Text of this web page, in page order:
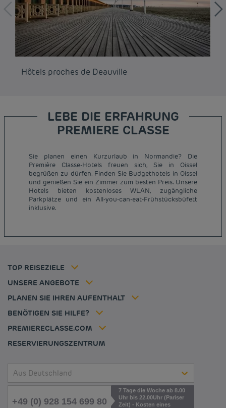
Hôtels proches de Deauville
LEBE DIE ERFAHRUNG
PREMIERE CLASSE
Sie planen einen Kurzurlaub in Normandie? Die
Première Classe-Hotels freuen sich, Sie in Oissel
begrüßen zu dürfen. Finden Sie Budgethotels in Oissel
und genießen Sie ein Zimmer zum besten Preis. Unsere
Hotels bieten kostenloses WLAN, zugängliche
Parkplätze und ein All-you-can-eat-Frühstücksbüfett
inklusive.
TOP REISEZIELE
Günstige Hotels Paris
Günstige Hotels Hannover
Günstige Hotels Deutschland
Günstige Hotels Frankreich
UNSERE ANGEBOTE
Mitgliedsrate
PLANEN SIE IHREN AUFENTHALT
BENÖTIGEN SIE HILFE?
PREMIERECLASSE.COM
Impressum
Allgemeine Geschäftsbedingungen
Tax policy
Karriere
RESERVIERUNGSZENTRUM
Aus Deutschland
+49 (0) 928 154 699 80
7 Tage die Woche ab 8.00
Uhr bis 22.00Uhr (Pariser
Zeit) - Kosten eines